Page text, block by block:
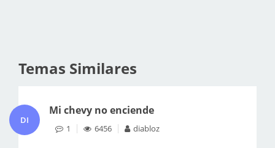
Temas Similares
DI
Mi chevy no enciende
1 6456 diabloz